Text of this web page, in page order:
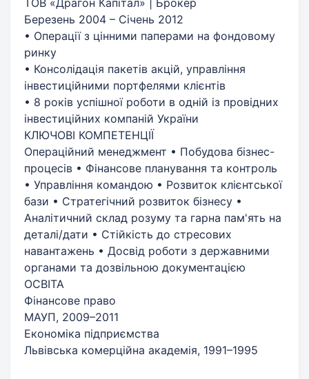
Березень 2004 – Січень 2012
• Операції з цінними паперами на фондовому
ринку
• Консолідація пакетів акцій, управління
інвестиційними портфелями клієнтів
• 8 років успішної роботи в одній із провідних
інвестиційних компаній України
КЛЮЧОВІ КОМПЕТЕНЦІЇ
Операційний менеджмент • Побудова бізнес-
процесів • Фінансове планування та контроль
• Управління командою • Розвиток клієнтської
бази • Стратегічний розвиток бізнесу •
Аналітичний склад розуму та гарна пам'ять на
деталі/дати • Стійкість до стресових
навантажень • Досвід роботи з державними
органами та дозвільною документацією
ОСВІТА
Фінансове право
МАУП, 2009–2011
Економіка підприємства
Львівська комерційна академія, 1991–1995